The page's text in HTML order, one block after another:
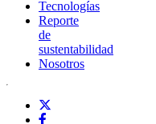
Tecnologías
Reporte
de
sustentabilidad
Nosotros